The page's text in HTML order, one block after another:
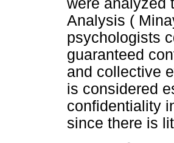
were analyzed
Analysis (
psychologists
guaranteed
and collective
is considered
confidentiality
since there is